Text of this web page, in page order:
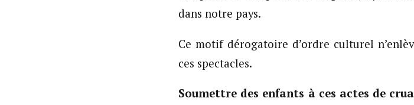
dans notre pays.
Ce motif dérogatoire d’ordre culturel
ces spectacles.
Soumettre des enfants à ces actes de